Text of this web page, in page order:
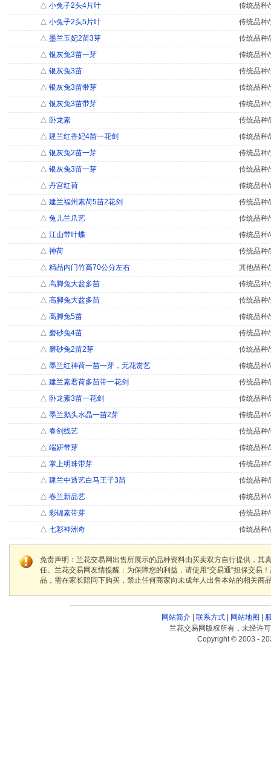
△ 小兔子2头4片叶
传统品种
△ 小兔子2头5片叶
传统品种
△ 墨兰玉妃2苗3芽
传统品种
△ 银灰兔3苗一芽
传统品种
△ 银灰兔3苗
传统品种
△ 银灰兔3苗带芽
传统品种
△ 银灰兔3苗带芽
传统品种
△ 卧龙素
传统品种
△ 建兰红香妃4苗一花剑
传统品种
△ 银灰兔2苗一芽
传统品种
△ 银灰兔3苗一芽
传统品种
△ 丹宫红荷
传统品种
△ 建兰福州素荷5苗2花剑
传统品种
△ 兔儿兰爪艺
传统品种
△ 江山带叶蝶
传统品种
△ 神荷
传统品种
△ 精品内门竹高70公分左右
其他品种
△ 高脚兔大盆多苗
传统品种
△ 高脚兔大盆多苗
传统品种
△ 高脚兔5苗
传统品种
△ 磨砂兔4苗
传统品种
△ 磨砂兔2苗2芽
传统品种
△ 墨兰红神荷一苗一芽，无花赏艺
传统品种
△ 建兰素君荷多苗带一花剑
传统品种
△ 卧龙素3苗一花剑
传统品种
△ 墨兰鹅头水晶一苗2芽
传统品种
△ 春剑线艺
传统品种
△ 端妍带芽
传统品种
△ 掌上明珠带芽
传统品种
△ 建兰中透艺白马王子3苗
传统品种
△ 春兰新品艺
传统品种
△ 彩锦素带芽
传统品种
△ 七彩神洲奇 传统品种
免责声明：兰花交易网出售所展示的品种资料由买卖双方自行提供，
任。兰花交易网友情提醒：为保障您的利益，请使用“交易通”担保交
品，需在家长陪同下购买，禁止任何商家向未成年人出售本站的相关商
网站简介| 联系方式| 网站地图
兰花交易网版权所有，未经许
Copyright © 2003 -